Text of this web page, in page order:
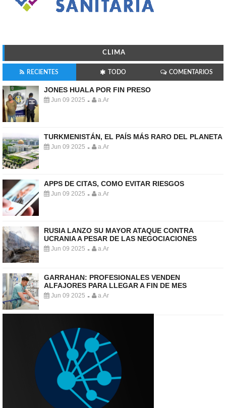
CLIMA
RECIENTES TODO COMENTARIOS
JONES HUALA POR FIN PRESO
Jun 09 2025 - a.Ar
TURKMENISTÁN, EL PAÍS MÁS RARO DEL PLANETA
Jun 09 2025 - a.Ar
APPS DE CITAS, COMO EVITAR RIESGOS
Jun 09 2025 - a.Ar
RUSIA LANZO SU MAYOR ATAQUE CONTRA
UCRANIA A PESAR DE LAS NEGOCIACIONES
Jun 09 2025 - a.Ar
GARRAHAN: PROFESIONALES VENDEN
ALFAJORES PARA LLEGAR A FIN DE MES
Jun 09 2025 - a.Ar